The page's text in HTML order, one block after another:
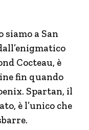
siamo a San
Cocteau, è
fin quando
Spartan, il
è l’unico che